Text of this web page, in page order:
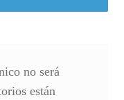
no será
están